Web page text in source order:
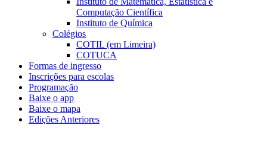
Computação Científica
Instituto de Química
Colégios
COTIL (em Limeira)
COTUCA
Formas de ingresso
Inscrições para escolas
Programação
Baixe o app
Baixe o mapa
Edições Anteriores